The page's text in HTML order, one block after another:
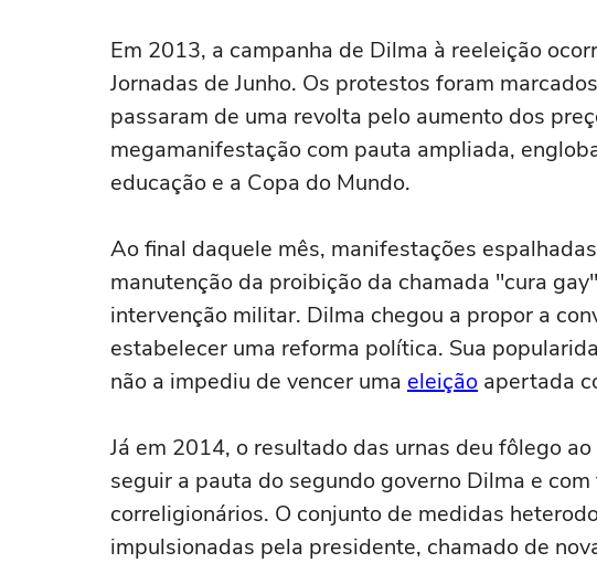
Em 2013, a campanha de Dilma à reeleição
Jornadas de Junho. Os protestos foram
passaram de uma revolta pelo aumento dos
megamanifestação com pauta ampliada,
educação e a Copa do Mundo.
Ao final daquele mês, manifestações
manutenção da proibição da chamada "cura
intervenção militar. Dilma chegou a propor a
estabelecer uma reforma política. Sua
não a impediu de vencer uma eleição apertada
Já em 2014, o resultado das urnas deu fôlego
seguir a pauta do segundo governo Dilma e
correligionários. O conjunto de medidas
impulsionadas pela presidente, chamado de